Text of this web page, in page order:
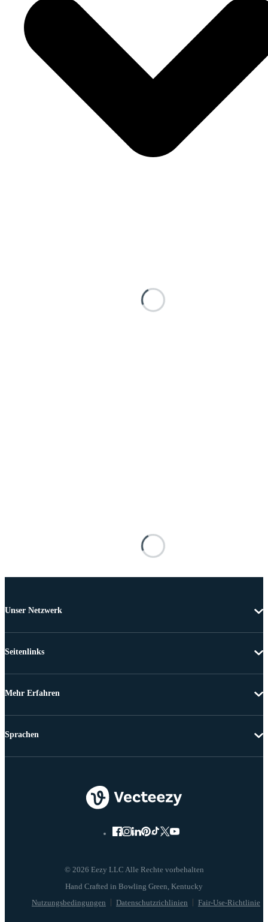
Unser Netzwerk
Seitenlinks
Mehr Erfahren
© 2026 Eezy LLC Alle Rechte vorbehalten
Nutzungsbedingungen Datenschutzrichlinien Fair-Use-Richtlinie
Sprachen